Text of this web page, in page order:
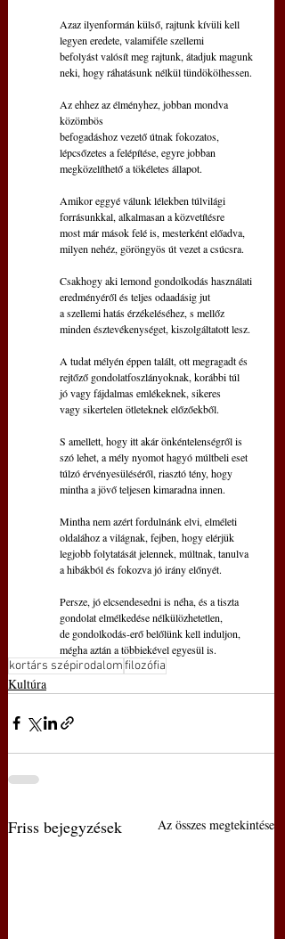
Azaz ilyenformán külső, rajtunk kívüli kell
legyen eredete, valamiféle szellemi
befolyást valósít meg rajtunk, átadjuk magunk
neki, hogy ráhatásunk nélkül tündökölhessen.
Az ehhez az élményhez, jobban mondva
közömbös
befogadáshoz vezető útnak fokozatos,
lépcsőzetes a felépítése, egyre jobban
megközelíthető a tökéletes állapot.
Amikor eggyé válunk lélekben túlvilági
forrásunkkal, alkalmasan a közvetítésre
most már mások felé is, mesterként előadva,
milyen nehéz, göröngyös út vezet a csúcsra.
Csakhogy aki lemond gondolkodás használati
eredményéről és teljes odaadásig jut
a szellemi hatás érzékeléséhez, s mellőz
minden észtevékenységet, kiszolgáltatott lesz.
A tudat mélyén éppen talált, ott megragadt és
rejtőző gondolatfoszlányoknak, korábbi túl
jó vagy fájdalmas emlékeknek, sikeres
vagy sikertelen ötleteknek előzőekből.
S amellett, hogy itt akár önkéntelenségről is
szó lehet, a mély nyomot hagyó múltbeli eset
túlzó érvényesüléséről, riasztó tény, hogy
mintha a jövő teljesen kimaradna innen.
Mintha nem azért fordulnánk elvi, elméleti
oldalához a világnak, fejben, hogy elérjük
legjobb folytatását jelennek, múltnak, tanulva
a hibákból és fokozva jó irány előnyét.
Persze, jó elcsendesedni is néha, és a tiszta
gondolat elmélkedése nélkülözhetetlen,
de gondolkodás-erő belőlünk kell induljon,
mégha aztán a többiekével egyesül is.
kortárs szépirodalomfilozófia
Kultúra
Friss bejegyzések Az összes megtekintése